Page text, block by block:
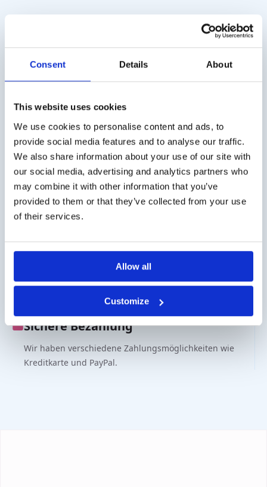
Consent Details About
This website uses cookies
We use cookies to personalise content and ads, to
provide social media features and to analyse our traffic.
We also share information about your use of our site with
our social media, advertising and analytics partners who
may combine it with other information that you’ve
provided to them or that they’ve collected from your use
of their services.
Allow all
Customize
45,00 exkl. MwSt. exkl. MwSt.
Versandkosten
Die Versandkosten für Deutschland betragen € 10,- (zzgl.
MwSt.). Für Österreich € 20,- (zzgl. MwSt.).
Geschäftskunde?
Lieferung auf Rechnung möglich. Kontaktieren Sie uns
Webshop.
Kontakt über info@medi-sense.nl oder +31 (0)6 27899756
Sichere Bezahlung
Wir haben verschiedene Zahlungsmöglichkeiten wie
Kreditkarte und PayPal.